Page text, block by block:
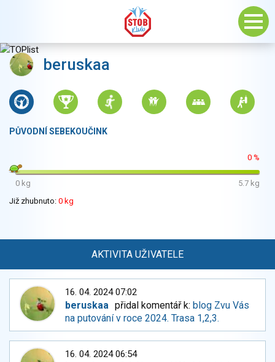
beruskaa
PŮVODNÍ SEBEKOUČINK
0 %
0 kg
5.7 kg
Již zhubnuto: 0 kg
AKTIVITA UŽIVATELE
16. 04. 2024 07:02
beruskaa přidal komentář k: blog Zvu Vás
na putování v roce 2024. Trasa 1,2,3.
16. 04. 2024 06:54